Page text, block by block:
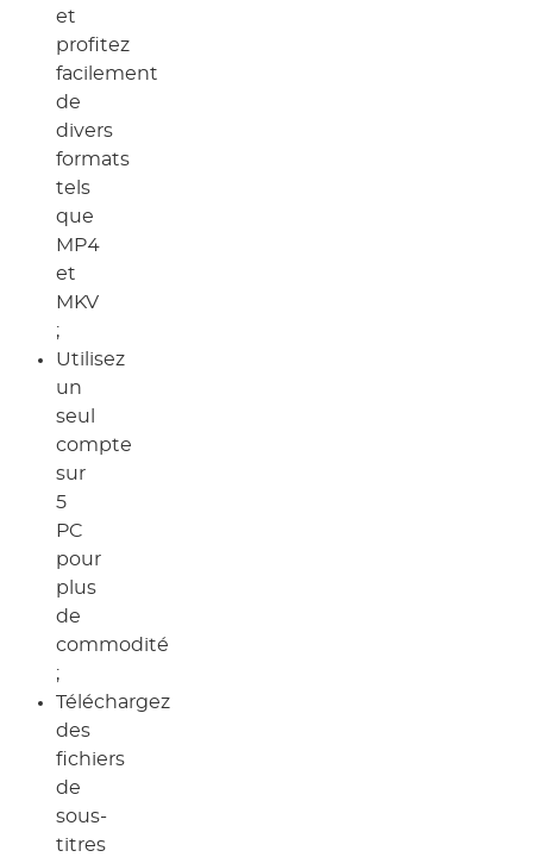
et
profitez
facilement
de
divers
formats
tels
que
MP4
et
MKV
;
Utilisez
un
seul
compte
sur
5
PC
pour
plus
de
commodité
;
Téléchargez
des
fichiers
de
sous-
titres